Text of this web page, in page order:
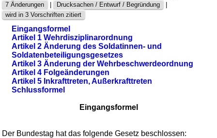
7 Änderungen
| Drucksachen / Entwurf / Begründung
|
wird in 3 Vorschriften zitiert
Eingangsformel
Artikel 1 Wehrdisziplinarordnung
Artikel 2 Änderung des Soldatinnen- und
Soldatenbeteiligungsgesetzes
Artikel 3 Änderung der Wehrbeschwerdeordnung
Artikel 4 Folgeänderungen
Artikel 5 Inkrafttreten, Außerkrafttreten
Schlussformel
Eingangsformel
Der Bundestag hat das folgende Gesetz beschlossen: